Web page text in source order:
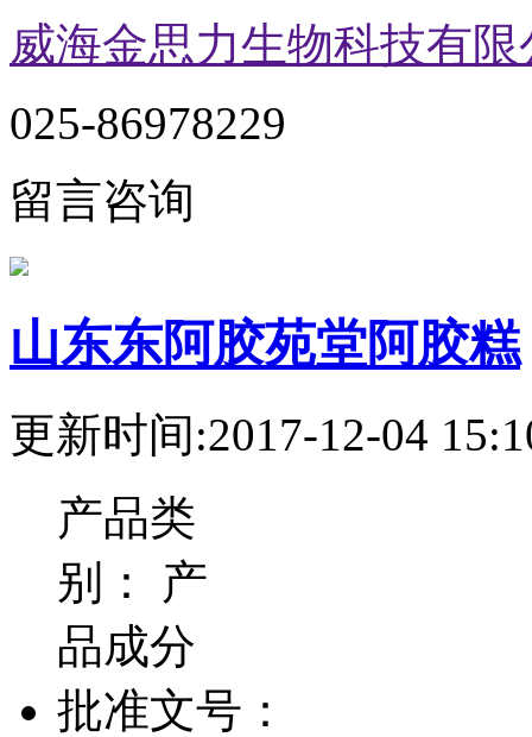
威海金思力生物科技有限
025-86978229
留言咨询
山东东阿胶苑堂阿胶糕
更新时间:2017-12-04
产品类
别： 产
品成分
批准文号：